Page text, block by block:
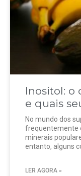
Inositol: o
e quais
No mundo dos
frequentemente
minerais
entanto, alguns
LER AGORA »